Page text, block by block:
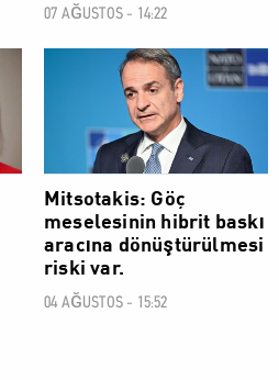
07 AĞUSTOS - 14:22
DÜNYA
Mitsotakis: Göç
meselesinin hibrit baskı
aracına dönüştürülmesi
riski var.
04 AĞUSTOS - 15:52